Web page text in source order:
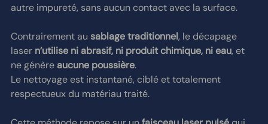
autre impureté, sans aucun contact avec la surface.
Contrairement au sablage traditionnel, le décapage
laser n’utilise ni abrasif, ni produit chimique, ni eau, et
ne génère aucune poussière.
Le nettoyage est instantané, ciblé et totalement
respectueux du matériau traité.